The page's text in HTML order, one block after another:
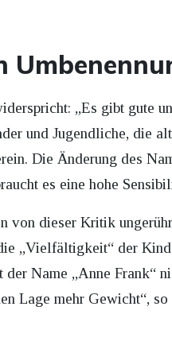
„Es gibt gute
und Jugendliche, die
Die Änderung des
es eine hohe
von dieser Kritik
„Vielfältigkeit“ der
Name „Anne Frank“
Lage mehr Gewicht“,